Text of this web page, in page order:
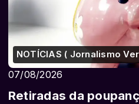
NOTÍCIAS ( Jornalismo
07/08/2026
Retiradas da